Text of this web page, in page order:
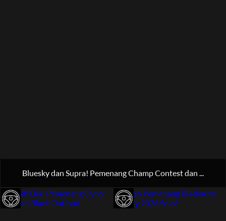
Bluesky dan Supra! Pemenang Champ Contest dan ...